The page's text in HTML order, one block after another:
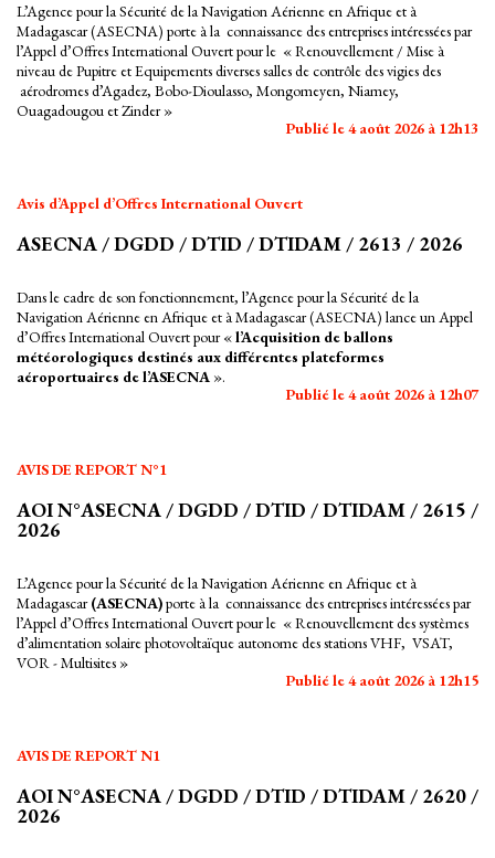
L’Agence pour la Sécurité de la Navigation Aérienne en Afrique et à
Madagascar (ASECNA) porte à la connaissance des entreprises intéressées par
l’Appel d’Offres International Ouvert pour le « Renouvellement / Mise à
niveau de Pupitre et Equipements diverses salles de contrôle des vigies des
aérodromes d’Agadez, Bobo-Dioulasso, Mongomeyen, Niamey,
Ouagadougou et Zinder »
Publié le 4 août 2026 à 12h13
Avis d’Appel d’Offres International Ouvert
ASECNA / DGDD / DTID / DTIDAM / 2613 / 2026
Dans le cadre de son fonctionnement, l’Agence pour la Sécurité de la
Navigation Aérienne en Afrique et à Madagascar (ASECNA) lance un Appel
d’Offres International Ouvert pour «l’Acquisition de ballons
météorologiques destinés aux différentes plateformes
aéroportuaires de l’ASECNA ».
Publié le 4 août 2026 à 12h07
AVIS DE REPORT N°1
AOI N°ASECNA / DGDD / DTID / DTIDAM / 2615 /
2026
L’Agence pour la Sécurité de la Navigation Aérienne en Afrique et à
Madagascar(ASECNA)porte à la connaissance des entreprises intéressées par
l’Appel d’Offres International Ouvert pour le « Renouvellement des systèmes
d’alimentation solaire photovoltaïque autonome des stations VHF, VSAT,
VOR - Multisites »
Publié le 4 août 2026 à 12h15
AVIS DE REPORT N1
AOI N°ASECNA / DGDD / DTID / DTIDAM / 2620 /
2026